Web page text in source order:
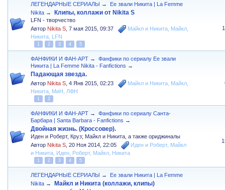
ЛЕГЕНДАРНЫЕ СЕРИАЛЫ →
Ее звали Никита | La Femme
Nikita → Клипы, коллажи от Nikita S
LFN - творчество
Автор Nikita S ,7 мая 2015, 09:37 Майкл и Никита Майкл
Никита LFN
1 2 3 4 5
ФАНФИКИ И ФАН-АРТ →
Фанфики по сериалу Ее звали
Никита | La Femme Nikita - Fanfictions →
Падающая звезда.
Автор Nikita S ,4 Янв 2015, 02:23 Майкл и Никита Майкл
Никита МиН ЛФН
1 2
ФАНФИКИ И ФАН-АРТ →
Фанфики по сериалу Санта-
Барбара | Santa Barbara - Fanfictions →
Двойная жизнь. (Кроссовер).
Иден и Роберт, Круз; Майкл и Никита, а также ориджиналы
Автор Nikita S ,20 Ноя 2014, 22:05 Иден и Роберт, Майкл
и Никита Иден Роберт, Майкл Никита
1 2 3 4 5
ЛЕГЕНДАРНЫЕ СЕРИАЛЫ →
Ее звали Никита | La Femme
Nikita → Майкл и Никита (коллажи, клипы)